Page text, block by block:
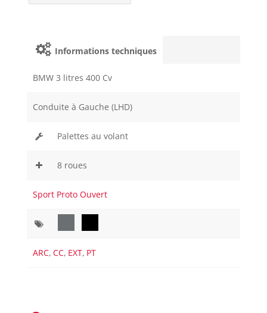
Informations techniques
BMW 3 litres 400 Cv
Conduite à Gauche (LHD)
Palettes au volant
8 roues
Sport Proto Ouvert
ARC, CC, EXT, PT